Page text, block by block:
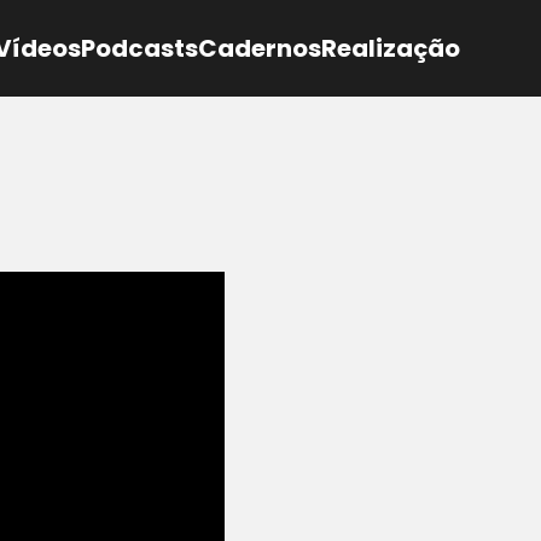
PodcastsCadernosRealização